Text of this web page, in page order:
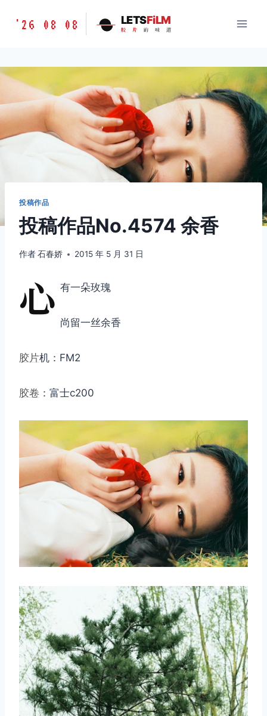
胶
味
道
LETSFILM
'26 08 08 LETSFiLM
胶 片 的 味 道
投稿作品
投稿作品No.4574 余香
作者石春娇 2015 年 5 月 31 日
心 有一朵玫瑰
尚留一丝余香
胶片机：FM2
胶卷 ：富士c200